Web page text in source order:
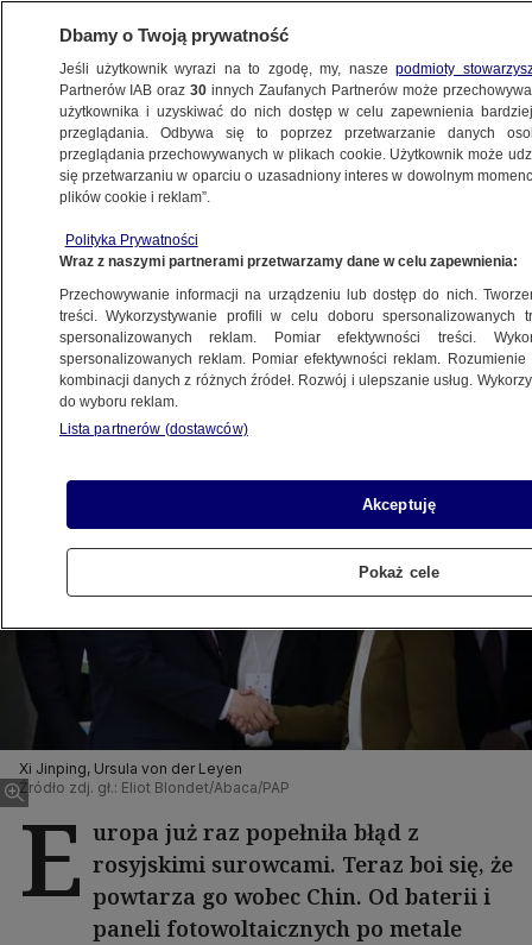
BIZNES
ZE ŚWIATA
"Głęboka zależność od Chin". Szykuje
się wojna handlowa?
Maja Piotrowska
25.06.2026, 12:55
Posłuchaj artykułu
Xi Jinping, Ursula von der Leyen
Źródło zdj. gł.: Eliot Blondet/Abaca/PAP
E uropa już raz popełniła błąd z
rosyjskimi surowcami. Teraz boi się, że
powtarza go wobec Chin. Od baterii i
paneli fotowoltaicznych po metale
Dbamy o Twoją prywatność
Jeśli użytkownik wyrazi na to zgodę, my, naszepodmioty
Partnerów IAB oraz30 innych Zaufanych Partnerów może
użytkownika i uzyskiwać do nich dostęp w celu zapewnienia
przeglądania. Odbywa się to poprzez przetwarzanie danych
przeglądania przechowywanych w plikach cookie. Użytkownik może
się przetwarzaniu w oparciu o uzasadniony interes w dowolnym
plików cookie i reklam”.
Polityka Prywatności
Wraz z naszymi partnerami przetwarzamy dane w celu zapewnienia:
Przechowywanie informacji na urządzeniu lub dostęp do nich.
treści. Wykorzystywanie profili w celu doboru spersonalizowanych
spersonalizowanych reklam. Pomiar efektywności treści.
spersonalizowanych reklam. Pomiar efektywności reklam.
kombinacji danych z różnych źródeł. Rozwój i ulepszanie usług.
do wyboru reklam.
Lista partnerów (dostawców)
Akceptuję
Pokaż cele